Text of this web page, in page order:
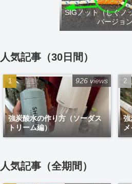
SIGノット（しぐノ
バージョン
人気記事（30日間）
強炭酸水の作り方（ソーダス
トリーム編）
926 views
強
人気記事（全期間）